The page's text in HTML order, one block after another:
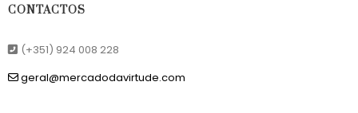
CONTACTOS
(+351) 924 008 228
geral@mercadodavirtude.com